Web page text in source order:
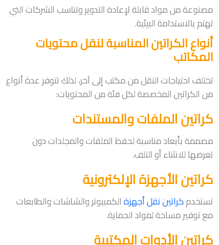
مصنوعة من مواد قابلة لإعادة التدوير وتناسب الشركات التي
تهتم بالاستدامة البيئية.
أنواع الكراتين المناسبة لنقل محتويات
المكاتب
تختلف احتياجات النقل من مكتب إلى آخر، لذلك تتوفر عدة أنواع
من الكراتين المخصصة لكل فئة من المحتويات:
كراتين الملفات والمستندات
مصممة بأبعاد مناسبة لحفظ الملفات والمجلدات دون
تعرضها للانثناء أو التلف.
كراتين الأجهزة الإلكترونية
تستخدمكراتين نقل أجهزةالكمبيوتر والشاشات والطابعات
مع توفير مساحة لمواد الحماية.
كراتين الأدوات المكتبية